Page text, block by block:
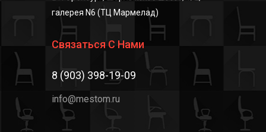
галерея N6 (ТЦ Мармелад)
Связаться С Нами
8 (903) 398-19-09
info@mestom.ru